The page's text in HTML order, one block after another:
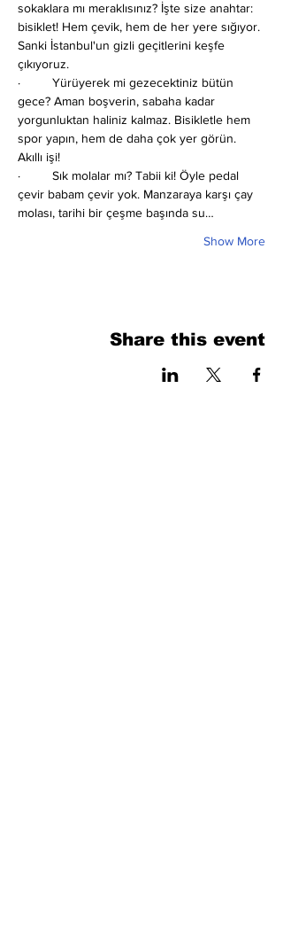
sokaklara mı meraklısınız? İşte size anahtar:
bisiklet! Hem çevik, hem de her yere sığıyor.
Sanki İstanbul'un gizli geçitlerini keşfe
çıkıyoruz.
·         Yürüyerek mi gezecektiniz bütün
gece? Aman boşverin, sabaha kadar
yorgunluktan haliniz kalmaz. Bisikletle hem
spor yapın, hem de daha çok yer görün.
Akıllı işi!
·         Sık molalar mı? Tabii ki! Öyle pedal
çevir babam çevir yok. Manzaraya karşı çay
molası, tarihi bir çeşme başında su…
Show More
Share this event